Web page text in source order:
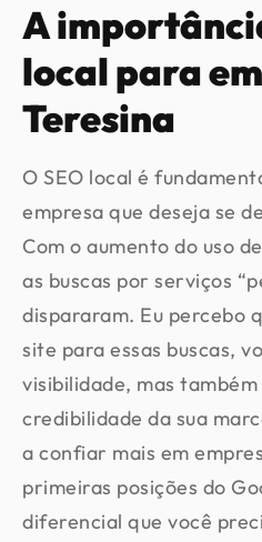
A
local para
Teresina
O SEO local é
empresa que deseja se
Com o aumento do uso
as buscas por serviços
dispararam. Eu percebo
site para essas buscas,
visibilidade, mas
credibilidade da sua
a confiar mais em
primeiras posições do
diferencial que você